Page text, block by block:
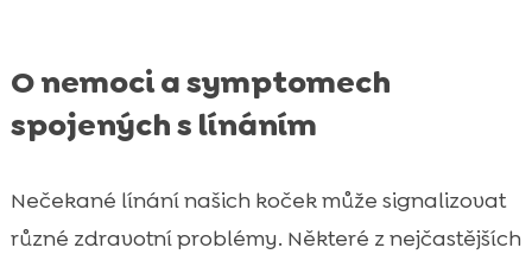
O nemoci a symptomech
spojených s línáním
Nečekané línání našich koček může signalizovat
různé zdravotní problémy. Některé z nejčastějších